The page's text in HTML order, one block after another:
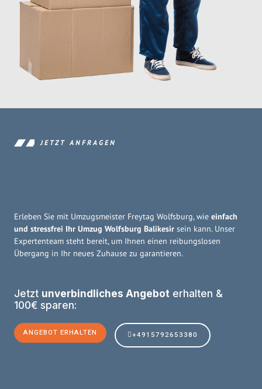
JETZT ANFRAGEN
Erleben Sie mit Umzugsmeister Freytag Wolfsburg, wie einfach
und stressfrei Ihr Umzug Wolfsburg Balikesir sein kann. Unser
Expertenteam steht bereit, um Ihnen einen reibungslosen
Übergang in Ihr neues Zuhause zu garantieren.
Jetzt unverbindliches Angebot erhalten &
100€ sparen:
ANGEBOT ERHALTEN +4915792653380